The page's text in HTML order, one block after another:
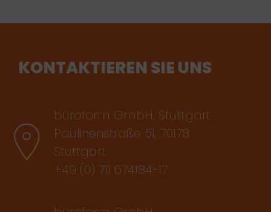
KONTAKTIEREN SIE UNS
büroform GmbH, Stuttgart
Paulinenstraße 51, 70178
Stuttgart
+49 (0) 711 674184-17